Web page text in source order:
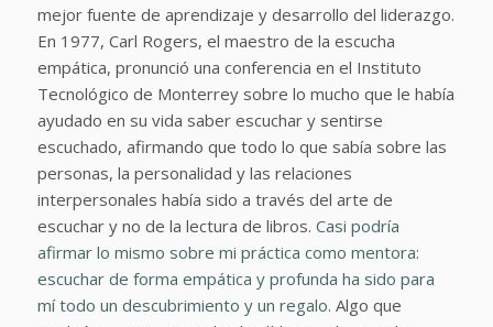
mejorfuente de aprendizaje y desarrollo del liderazgo.
En 1977, Carl Rogers, el maestro de la escucha
empática, pronunció una conferencia en el Instituto
Tecnológico de Monterrey sobre lo mucho que le había
ayudado en su vida saber escuchar y sentirse
escuchado, afirmando que todo lo que sabía sobre las
personas, la personalidad y las relaciones
interpersonales había sido a través del arte de
escuchar y no de la lectura de libros. Casi podría
afirmar lo mismo sobre mi práctica como mentora:
escuchar de forma empática y profunda ha sido para
mí todo un descubrimiento y un regalo. Algo que